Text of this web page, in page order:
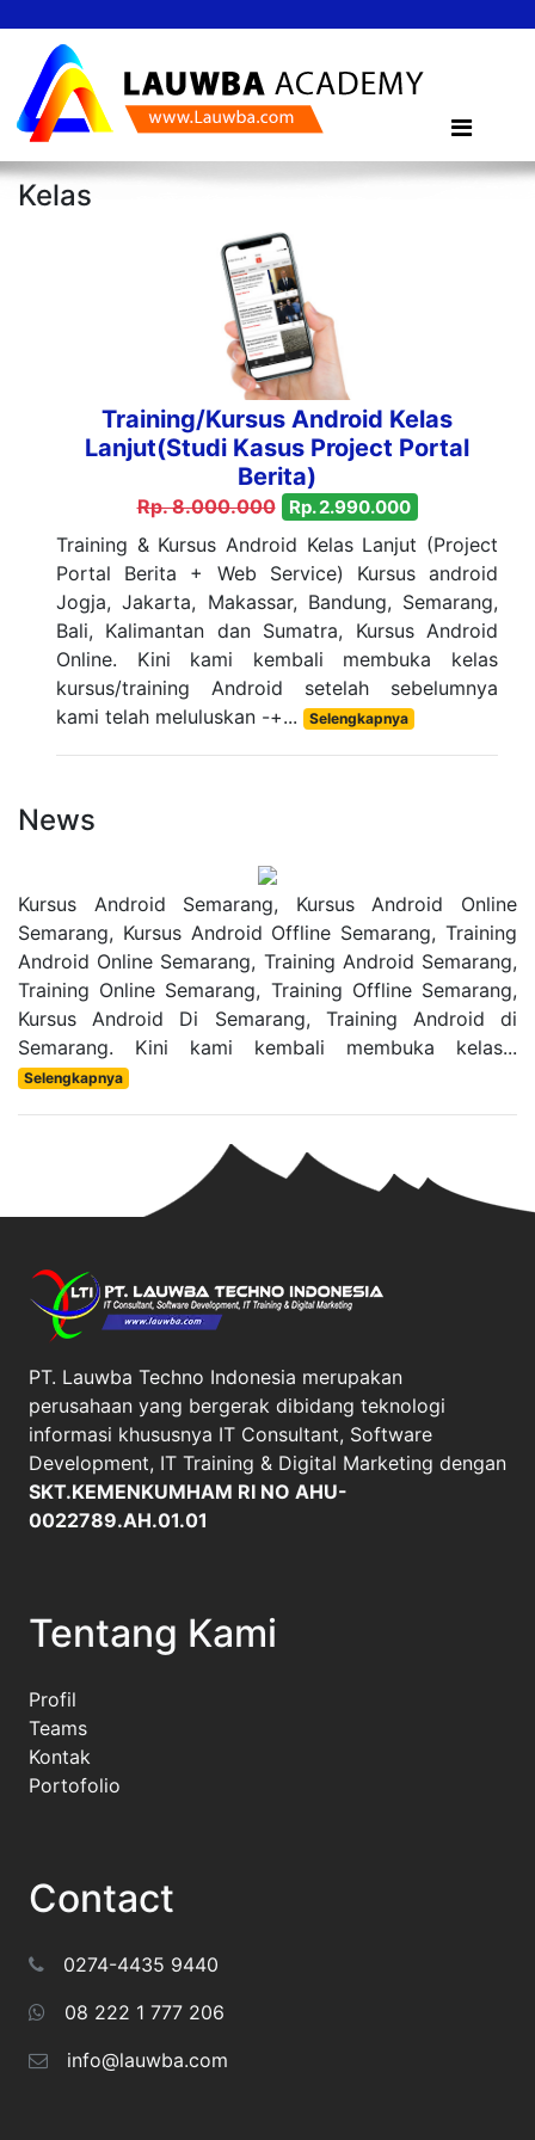
Kelas
Training/Kursus Android Kelas
Lanjut(Studi Kasus Project Portal
Berita)
Rp. 8.000.000 Rp. 2.990.000
Training & Kursus Android Kelas Lanjut (Project
Portal Berita + Web Service) Kursus android
Jogja, Jakarta, Makassar, Bandung, Semarang,
Bali, Kalimantan dan Sumatra, Kursus Android
Online. Kini kami kembali membuka kelas
kursus/training Android setelah sebelumnya
kami telah meluluskan -+...
Selengkapnya
News
Kursus Android Semarang, Kursus Android Online
Semarang, Kursus Android Offline Semarang, Training
Android Online Semarang, Training Android Semarang,
Training Online Semarang, Training Offline Semarang,
Kursus Android Di Semarang, Training Android di
Semarang. Kini kami kembali membuka kelas...
Selengkapnya
PT. Lauwba Techno Indonesia merupakan
perusahaan yang bergerak dibidang teknologi
informasi khususnya IT Consultant, Software
Development, IT Training & Digital Marketing dengan
SKT.KEMENKUMHAM RI NO AHU-
0022789.AH.01.01
Tentang Kami
Profil
Teams
Kontak
Portofolio
Contact
0274-4435 9440
08 222 1 777 206
info@lauwba.com